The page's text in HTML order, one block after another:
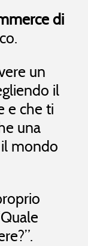
di
un
il
e che ti
una
mondo